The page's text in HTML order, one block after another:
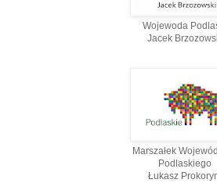
Wojewoda
Jacek
Marszałek
Podlaskiego
Łukasz